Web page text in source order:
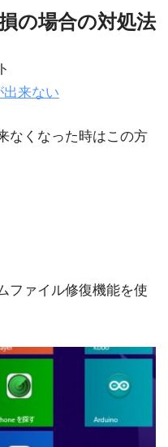
の場合の対処法
来ない
なくなった時はこの方
ファイル修復機能を使